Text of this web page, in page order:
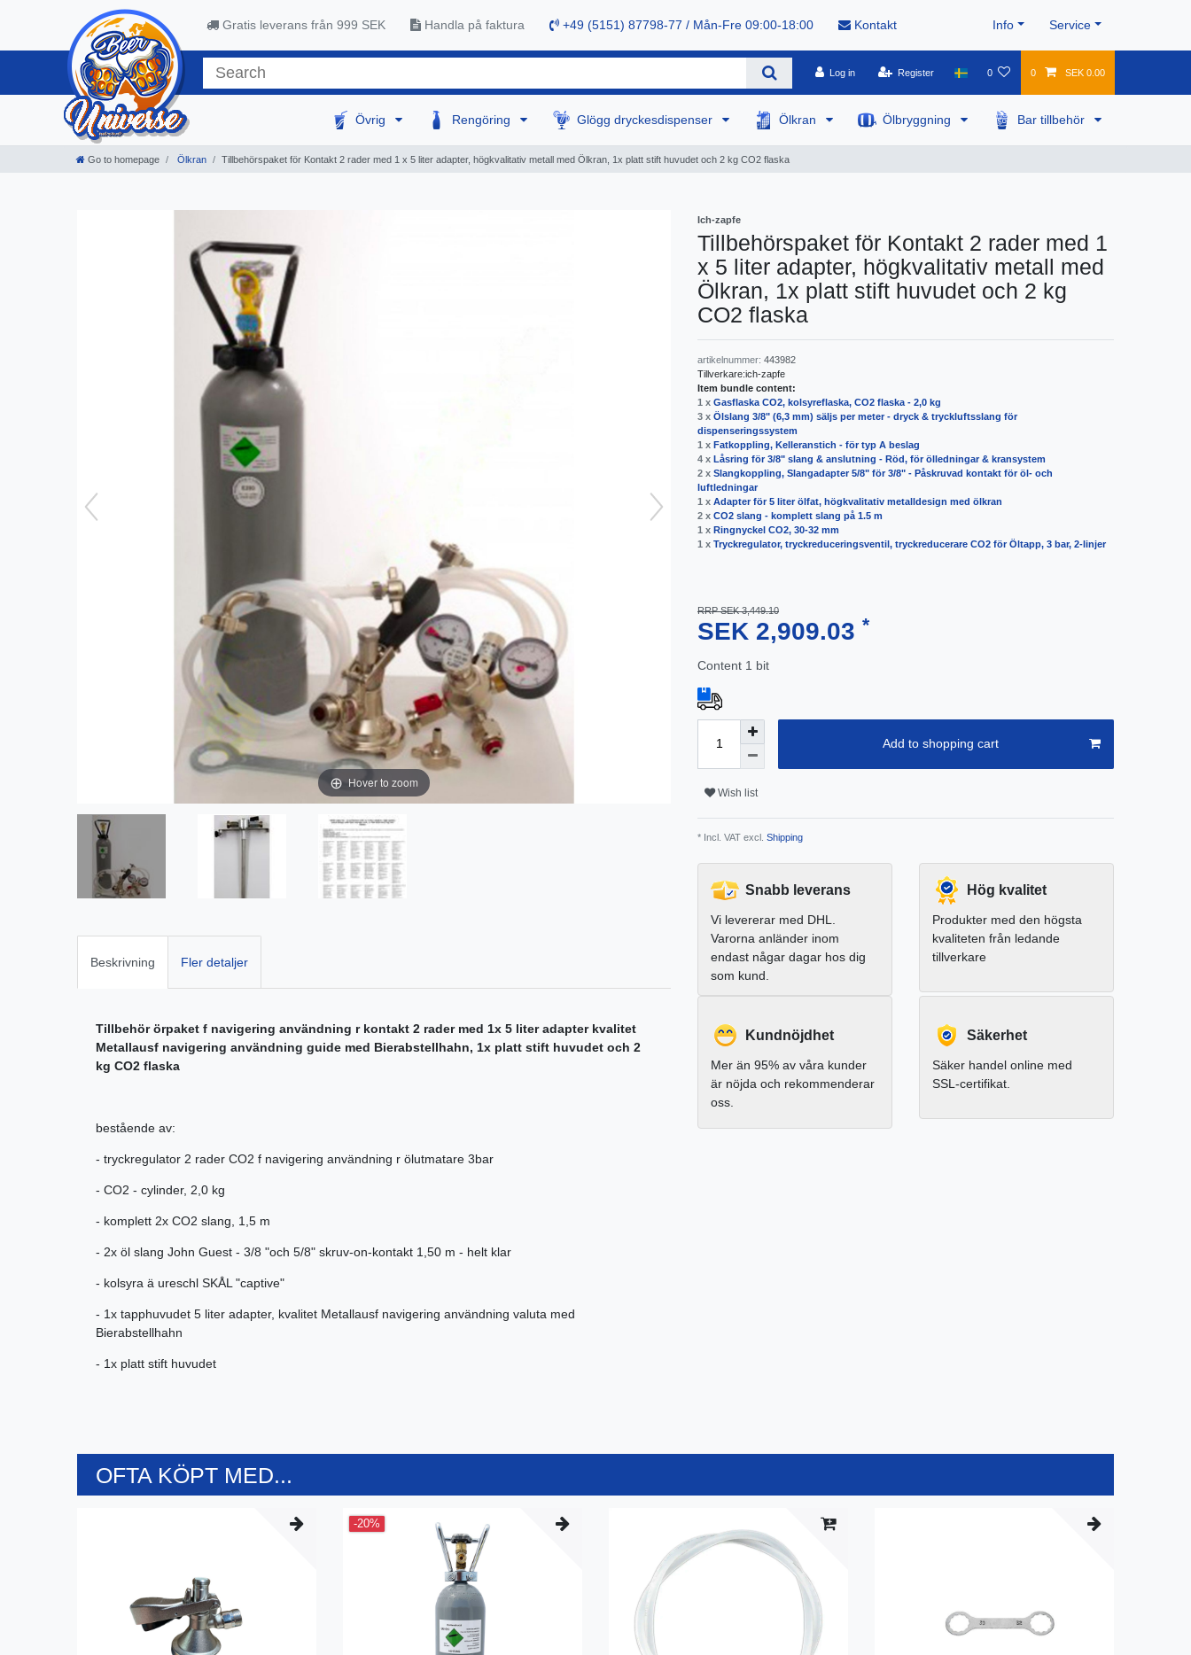
Gratis leverans från 999 SEK Handla på faktura +49 (5151) 87798-77 / Mån-Fre 09:00-18:00 Kontakt Info Service
Log in Register 0 0 SEK 0.00
Övrig Rengöring Glögg dryckesdispenser Ölkran Ölbryggning Bar tillbehör
Go to homepage Ölkran Tillbehörspaket för Kontakt 2 rader med 1 x 5 liter adapter, högkvalitativ metall med Ölkran, 1x platt stift huvudet och 2 kg CO2 flaska
Hover to zoom
Beskrivning Fler detaljer
Tillbehör örpaket f navigering användning r kontakt 2 rader med 1x 5 liter adapter kvalitet
Metallausf navigering användning guide med Bierabstellhahn, 1x platt stift huvudet och 2
kg CO2 flaska
bestående av:
- tryckregulator 2 rader CO2 f navigering användning r ölutmatare 3bar
- CO2 - cylinder, 2,0 kg
- komplett 2x CO2 slang, 1,5 m
- 2x öl slang John Guest - 3/8 "och 5/8" skruv-on-kontakt 1,50 m - helt klar
- kolsyra ä ureschl SKÅL "captive"
- 1x tapphuvudet 5 liter adapter, kvalitet Metallausf navigering användning valuta med
Bierabstellhahn
- 1x platt stift huvudet
Ich-zapfe
Tillbehörspaket för Kontakt 2 rader med 1
x 5 liter adapter, högkvalitativ metall med
Ölkran, 1x platt stift huvudet och 2 kg
CO2 flaska
artikelnummer: 443982
Tillverkare:ich-zapfe
Item bundle content:
1 x Gasflaska CO2, kolsyreflaska, CO2 flaska - 2,0 kg
3 x Ölslang 3/8" (6,3 mm) säljs per meter - dryck & tryckluftsslang för
dispenseringssystem
1 x Fatkoppling, Kelleranstich - för typ A beslag
4 x Låsring för 3/8" slang & anslutning - Röd, för ölledningar & kransystem
2 x Slangkoppling, Slangadapter 5/8" för 3/8" - Påskruvad kontakt för öl- och
luftledningar
1 x Adapter för 5 liter ölfat, högkvalitativ metalldesign med ölkran
2 x CO2 slang - komplett slang på 1.5 m
1 x Ringnyckel CO2, 30-32 mm
1 x Tryckregulator, tryckreduceringsventil, tryckreducerare CO2 för Öltapp, 3 bar, 2-linjer
RRP SEK 3,449.10
SEK 2,909.03 *
Content 1 bit
Add to shopping cart
Wish list
* Incl. VAT excl. Shipping
Snabb leverans
Vi levererar med DHL.
Varorna anländer inom
endast någar dagar hos dig
som kund.
Hög kvalitet
Produkter med den högsta
kvaliteten från ledande
tillverkare
Kundnöjdhet
Mer än 95% av våra kunder
är nöjda och rekommenderar
oss.
Säkerhet
Säker handel online med
SSL-certifikat.
OFTA KÖPT MED...
-20%